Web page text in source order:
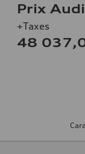
Prix
+Taxes
48